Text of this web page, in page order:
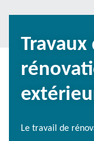
Travaux
Le travail de